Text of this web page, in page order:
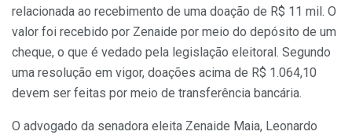
relacionada ao recebimento de uma doação de R$ 11 mil. O
valor foi recebido por Zenaide por meio do depósito de um
cheque, o que é vedado pela legislação eleitoral. Segundo
uma resolução em vigor, doações acima de R$ 1.064,10
devem ser feitas por meio de transferência bancária.
O advogado da senadora eleita Zenaide Maia, Leonardo